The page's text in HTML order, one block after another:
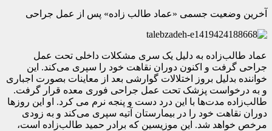
آخرین وضعیت جسمی «عماد طالب زاده» پس از عمل جراحی
عماد طالب‌زاده به دلیل یک سری مشکلات داخلی تحت عمل
جراحی گرفت و اکنون دوران نقاهت خود را سپری می‌کند. این
خواننده بدلیل بروز اختلالات گوارشی بعد از معاینات بصورت اجباری
و به درخواست پزشک تحت عمل جراحی فوری معده قرار گرفت.
طالب‌زاده مدت‌ها با این درد دست و پنجه نرم می کرد. او این روزها
دوران نقاهت خود را در بیمارستان آتیه سپری می‌کند و به زودی
مرخص خواهد شد. این موزیسین که برادر حمید طالب‌زاده است،